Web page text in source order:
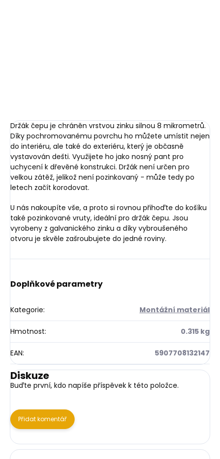
Držák čepu je chráněn vrstvou zinku silnou 8 mikrometrů.
Díky pochromovanému povrchu ho můžete umístit nejen
do interiéru, ale také do exteriéru, který je občasně
vystavován dešti. Využijete ho jako nosný pant pro
uchycení k dřevěné konstrukci. Držák není určen pro
velkou zátěž, jelikož není pozinkovaný - může tedy po
letech začít korodovat.
U nás nakoupíte vše, a proto si rovnou přihoďte do košíku
také pozinkované vruty, ideální pro držák čepu. Jsou
vyrobeny z galvanického zinku a díky vybroušeného
otvoru je skvěle zašroubujete do jedné roviny.
Doplňkové parametry
Kategorie: Montážní materiál
Hmotnost: 0.315 kg
EAN: 5907708132147
Diskuze
Buďte první, kdo napíše příspěvek k této položce.
Přidat komentář